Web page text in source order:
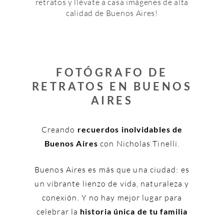
retratos y llévate a casa imágenes de alta
calidad de Buenos Aires!
FOTÓGRAFO DE
RETRATOS EN BUENOS
AIRES
Creando recuerdos inolvidables de
Buenos Aires con Nicholas Tinelli.
Buenos Aires es más que una ciudad: es
un vibrante lienzo de vida, naturaleza y
conexión. Y no hay mejor lugar para
celebrar la historia única de tu familia